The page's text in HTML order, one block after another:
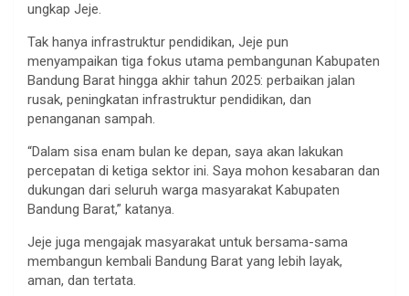
ungkap Jeje.
Tak hanya infrastruktur pendidikan, Jeje pun
menyampaikan tiga fokus utama pembangunan Kabupaten
Bandung Barat hingga akhir tahun 2025: perbaikan jalan
rusak, peningkatan infrastruktur pendidikan, dan
penanganan sampah.
“Dalam sisa enam bulan ke depan, saya akan lakukan
percepatan di ketiga sektor ini. Saya mohon kesabaran dan
dukungan dari seluruh warga masyarakat Kabupaten
Bandung Barat,” katanya.
Jeje juga mengajak masyarakat untuk bersama-sama
membangun kembali Bandung Barat yang lebih layak,
aman, dan tertata.